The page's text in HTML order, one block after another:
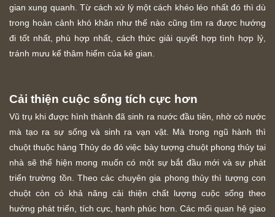
gian xung quanh. Từ cách xử lý một cách khéo léo nhất đó thì dù
trong hoàn cảnh khó khăn như thế nào cũng tìm ra được hướng
đi tốt nhất, phù hợp nhất, cách thức giải quyết hợp tình hợp lý,
tránh mưu kế thâm hiểm của kẻ gian.
Cải thiện cuộc sống tích cực hơn
Vũ trụ khi được hình thành đã sinh ra nước đầu tiên, nhờ có nước
mà tạo ra sự sống và sinh ra vạn vật. Mà trong ngũ hành thì
chuột thuộc hàng Thủy do đó việc bày tượng chuột phong thủy tại
nhà sẽ thể hiện mong muốn có một sự bắt đầu mới và sự phát
triển trường tồn. Theo các chuyên gia phong thủy thì tượng con
chuột còn có khả năng cải thiện chất lượng cuộc sống theo
hướng phát triển, tích cực, hạnh phúc hơn. Các mối quan hệ giao